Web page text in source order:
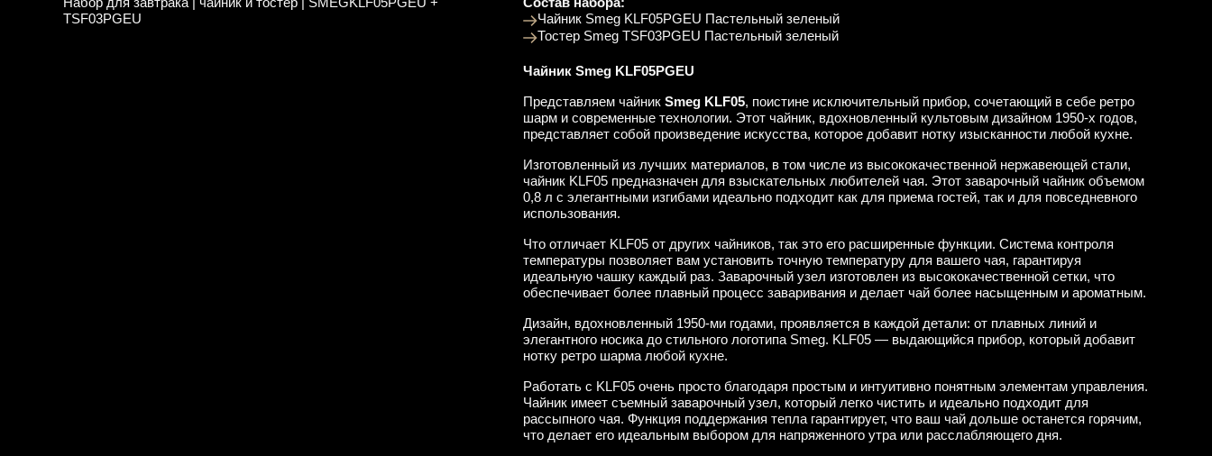
TSF03PGEU
Чайник Smeg KLF05PGEU Пастельный зеленый
Тостер Smeg TSF03PGEU Пастельный зеленый
Чайник Smeg KLF05PGEU
Представляем чайник Smeg KLF05, поистине исключительный прибор, сочетающий в себе ретро
шарм и современные технологии. Этот чайник, вдохновленный культовым дизайном 1950-х годов,
представляет собой произведение искусства, которое добавит нотку изысканности любой кухне.
Изготовленный из лучших материалов, в том числе из высококачественной нержавеющей стали,
чайник KLF05 предназначен для взыскательных любителей чая. Этот заварочный чайник объемом
0,8 л с элегантными изгибами идеально подходит как для приема гостей, так и для повседневного
использования.
Что отличает KLF05 от других чайников, так это его расширенные функции. Система контроля
температуры позволяет вам установить точную температуру для вашего чая, гарантируя
идеальную чашку каждый раз. Заварочный узел изготовлен из высококачественной сетки, что
обеспечивает более плавный процесс заваривания и делает чай более насыщенным и ароматным.
Дизайн, вдохновленный 1950-ми годами, проявляется в каждой детали: от плавных линий и
элегантного носика до стильного логотипа Smeg. KLF05 — выдающийся прибор, который добавит
нотку ретро шарма любой кухне.
Работать с KLF05 очень просто благодаря простым и интуитивно понятным элементам управления.
Чайник имеет съемный заварочный узел, который легко чистить и идеально подходит для
рассыпного чая. Функция поддержания тепла гарантирует, что ваш чай дольше останется горячим,
что делает его идеальным выбором для напряженного утра или расслабляющего дня.